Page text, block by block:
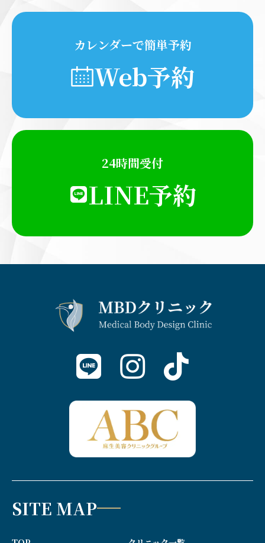
カレンダーで簡単予約
Web予約
24時間受付
LINE予約
SITE MAP